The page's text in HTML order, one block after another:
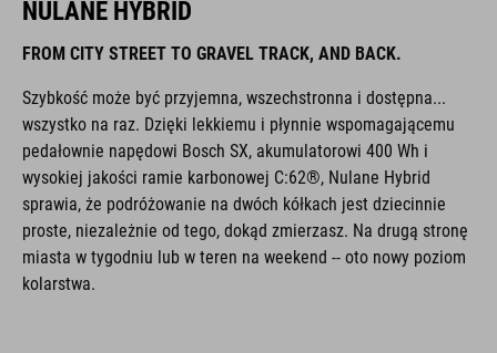
NULANE HYBRID
FROM CITY STREET TO GRAVEL TRACK, AND BACK.
Szybkość może być przyjemna, wszechstronna i dostępna...
wszystko na raz. Dzięki lekkiemu i płynnie wspomagającemu
pedałownie napędowi Bosch SX, akumulatorowi 400 Wh i
wysokiej jakości ramie karbonowej C:62®, Nulane Hybrid
sprawia, że podróżowanie na dwóch kółkach jest dziecinnie
proste, niezależnie od tego, dokąd zmierzasz. Na drugą stronę
miasta w tygodniu lub w teren na weekend -- oto nowy poziom
kolarstwa.